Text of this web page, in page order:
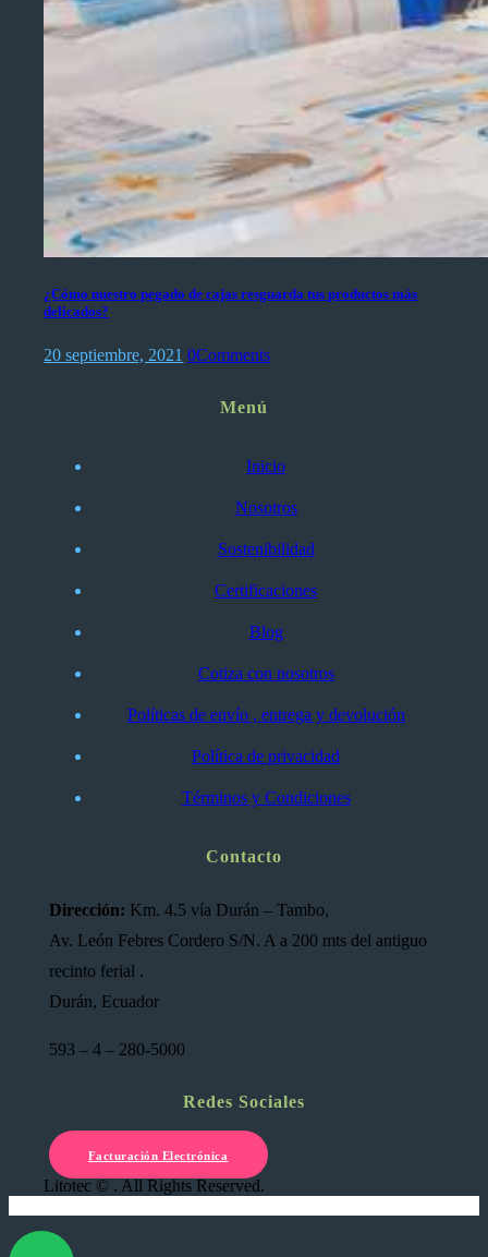
¿Cómo nuestro pegado de cajas resguarda tus productos más
delicados?
20 septiembre, 2021 0Comments
Menú
Inicio
Nosotros
Sostenibilidad
Certificaciones
Blog
Cotiza con nosotros
Políticas de envío , entrega y devolución
Política de privacidad
Términos y Condiciones
Contacto
Dirección: Km. 4.5 vía Durán – Tambo,
Av. León Febres Cordero S/N. A a 200 mts del antiguo
recinto ferial .
Durán, Ecuador
593 – 4 – 280-5000
Redes Sociales
Facturación Electrónica
Litotec © . All Rights Reserved.